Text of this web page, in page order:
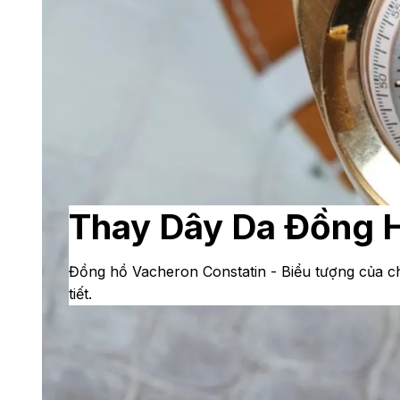
Thay Dây Da Đồng
Đồng hồ Vacheron Constatin - Biểu tượng của
tiết.